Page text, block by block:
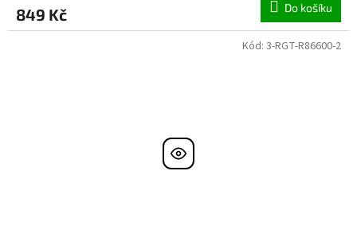
849 Kč Do košíku
Kód: 3-RGT-R86600-2